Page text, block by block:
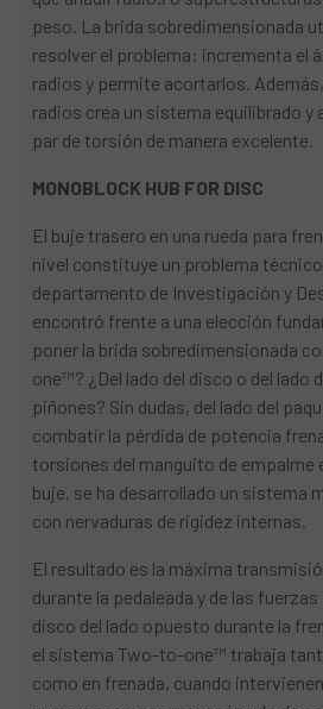
peso. La brida sobredimensionada
resolver el problema: incrementa el
radios y permite acortarlos.
radios crea un sistema equilibrado
par de torsión de manera excelente.
MONOBLOCK HUB FOR DISC
El buje trasero en una rueda para
nivel constituye un problema
departamento de Investigación y
encontró frente a una elección
poner la brida sobredimensionada
one™? ¿Del lado del disco o del lado
piñones? Sin dudas, del lado del
combatir la pérdida de potencia
torsiones del manguito de empalme
buje, se ha desarrollado un sistema
con nervaduras de rigidez internas.
El resultado es la máxima
durante la pedaleada y de las
disco del lado opuesto durante la
el sistema Two-to-one™ trabaja
como en frenada, cuando